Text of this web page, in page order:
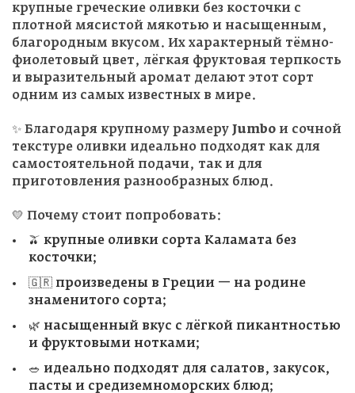
крупные греческие оливки без косточки с
плотной мясистой мякотью и насыщенным,
благородным вкусом. Их характерный тёмно-
фиолетовый цвет, лёгкая фруктовая терпкость
и выразительный аромат делают этот сорт
одним из самых известных в мире.
✨ Благодаря крупному размеру Jumbo и сочной
текстуре оливки идеально подходят как для
самостоятельной подачи, так и для
приготовления разнообразных блюд.
💛 Почему стоит попробовать:
🫒 крупные оливки сорта Каламата без
косточки;
🇬🇷 произведены в Греции — на родине
знаменитого сорта;
🌿 насыщенный вкус с лёгкой пикантностью
и фруктовыми нотками;
🥗 идеально подходят для салатов, закусок,
пасты и средиземноморских блюд;